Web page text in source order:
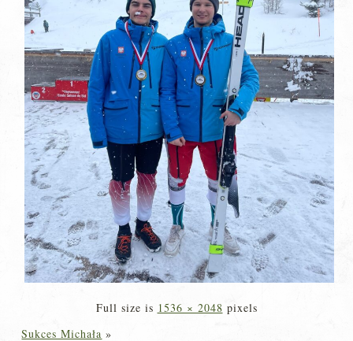
Full size is 1536 × 2048 pixels
Sukces Michała »